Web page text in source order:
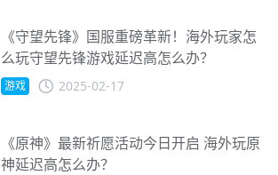
《守望先锋》国服重磅革新！海外玩家怎
么玩守望先锋游戏延迟高怎么办？
游戏 2025-02-17
《原神》最新祈愿活动今日开启 海外玩原
神延迟高怎么办？